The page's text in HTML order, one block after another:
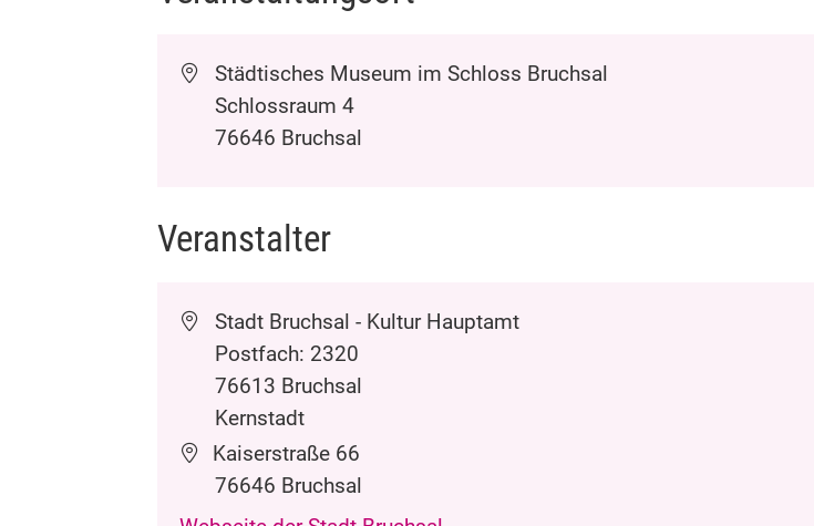
Städtisches Museum im Schloss Bruchsal
Schlossraum 4
76646 Bruchsal
Veranstalter
Stadt Bruchsal - KulturHauptamt
Postfach: 2320
76613 Bruchsal
Kernstadt
Kaiserstraße 66
76646 Bruchsal